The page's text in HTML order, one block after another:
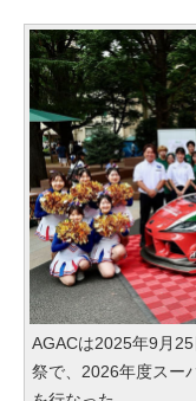
AGACは2025年9月
祭で、2026年度スー